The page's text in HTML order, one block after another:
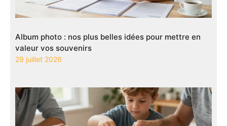
Album photo : nos plus belles idées pour mettre en
valeur vos souvenirs
29 juillet 2026